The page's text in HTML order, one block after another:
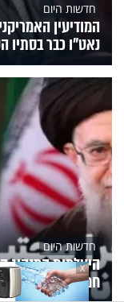
חדשות היום
המודיעין
נאט"ו כבר בסתיו
חדשות היום
היעלמות המנהיג
חמינאי קשה
X